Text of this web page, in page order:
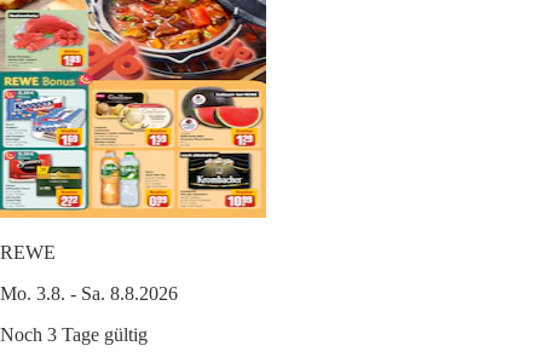
REWE
Mo. 3.8. - Sa. 8.8.2026
Noch 3 Tage gültig